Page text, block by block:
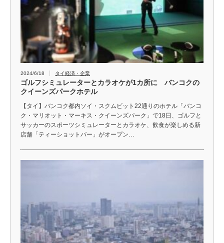
2024/6/18 タイ経済・企業
ゴルフシミュレーターとカラオケが1カ所に バンコクの
クイーンズパークホテル
【タイ】バンコク都内ソイ・スクムビット22通りのホテル「バンコ
ク・マリオット・マーキス・クイーンズパーク」で18日、ゴルフと
サッカーのスポーツシミュレーターとカラオケ、飲食が楽しめる新
店舗「ティーショットバー」がオープン…